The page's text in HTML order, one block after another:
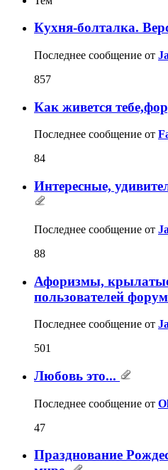
Кухня-болталка.
Последнее сообщение от
857
Как живется
Последнее сообщение от
84
Интересные,
Последнее сообщение от
88
Афоризмы,
пользователей
Последнее сообщение от
501
Любовь это...
Последнее сообщение от
47
Празднование